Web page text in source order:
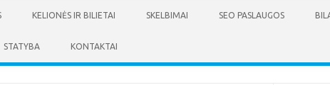
KELIONĖS IR BILIETAI SKELBIMAI SEO PASLAUGOS
STATYBA KONTAKTAI